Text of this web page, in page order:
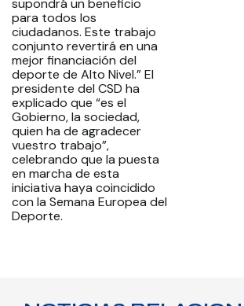
supondrá un beneficio
para todos los
ciudadanos. Este trabajo
conjunto revertirá en una
mejor financiación del
deporte de Alto Nivel.” El
presidente del CSD ha
explicado que “es el
Gobierno, la sociedad,
quien ha de agradecer
vuestro trabajo”,
celebrando que la puesta
en marcha de esta
iniciativa haya coincidido
con la Semana Europea del
Deporte.